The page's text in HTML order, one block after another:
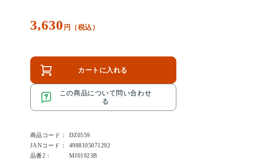
3,630 円（税込）
カートに入れる
この商品について問い合わせ
る
商品コード：
DZ0559
JANコード：
4988105071292
品番2：
MJ01923B